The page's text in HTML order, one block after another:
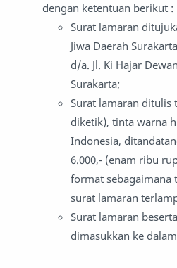
dengan ketentuan berikut :
Surat lamaran
Jiwa Daerah
d/a. Jl. Ki Hajar
Surakarta;
Surat lamaran ditulis
diketik), tinta warna
Indonesia,
6.000,- (enam ribu
format sebagaimana
surat lamaran
Surat lamaran
dimasukkan ke